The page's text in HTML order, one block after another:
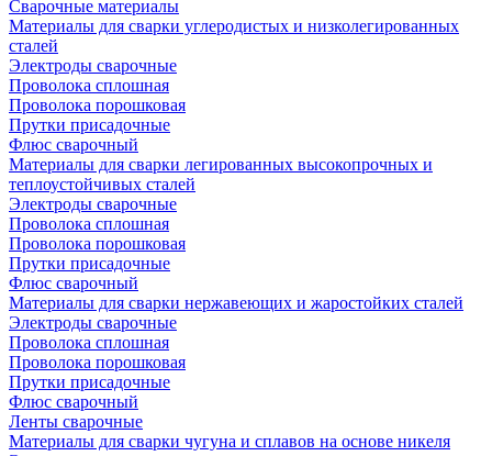
Сварочные материалы
Материалы для сварки углеродистых и низколегированных
сталей
Электроды сварочные
Проволока сплошная
Проволока порошковая
Прутки присадочные
Флюс сварочный
Материалы для сварки легированных высокопрочных и
теплоустойчивых сталей
Электроды сварочные
Проволока сплошная
Проволока порошковая
Прутки присадочные
Флюс сварочный
Материалы для сварки нержавеющих и жаростойких сталей
Электроды сварочные
Проволока сплошная
Проволока порошковая
Прутки присадочные
Флюс сварочный
Ленты сварочные
Материалы для сварки чугуна и сплавов на основе никеля